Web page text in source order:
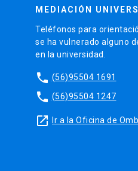
MEDIACIÓN
Teléfonos para
se ha vulnerado alguno
en la universidad.
phone (56)95504 1691
phone (56)95504 1247
launch Ir a la Oficina de